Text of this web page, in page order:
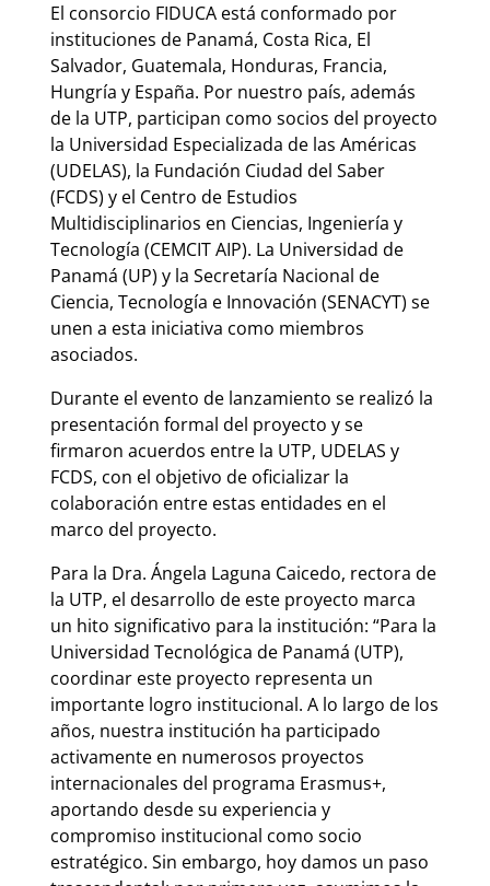
El consorcio FIDUCA está conformado por
instituciones de Panamá, Costa Rica, El
Salvador, Guatemala, Honduras, Francia,
Hungría y España. Por nuestro país, además
de la UTP, participan como socios del proyecto
la Universidad Especializada de las Américas
(UDELAS), la Fundación Ciudad del Saber
(FCDS) y el Centro de Estudios
Multidisciplinarios en Ciencias, Ingeniería y
Tecnología (CEMCIT AIP). La Universidad de
Panamá (UP) y la Secretaría Nacional de
Ciencia, Tecnología e Innovación (SENACYT) se
unen a esta iniciativa como miembros
asociados.
Durante el evento de lanzamiento se realizó la
presentación formal del proyecto y se
firmaron acuerdos entre la UTP, UDELAS y
FCDS, con el objetivo de oficializar la
colaboración entre estas entidades en el
marco del proyecto.
Para la Dra. Ángela Laguna Caicedo, rectora de
la UTP, el desarrollo de este proyecto marca
un hito significativo para la institución: “Para la
Universidad Tecnológica de Panamá (UTP),
coordinar este proyecto representa un
importante logro institucional. A lo largo de los
años, nuestra institución ha participado
activamente en numerosos proyectos
internacionales del programa Erasmus+,
aportando desde su experiencia y
compromiso institucional como socio
estratégico. Sin embargo, hoy damos un paso